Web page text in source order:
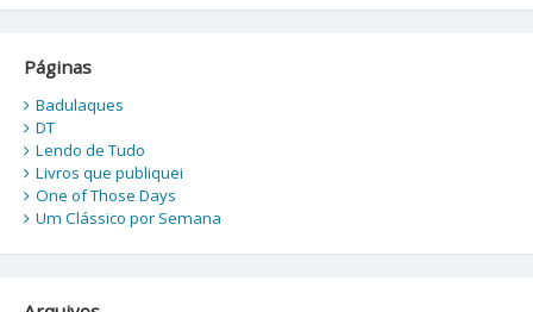
Páginas
Badulaques
DT
Lendo de Tudo
Livros que publiquei
One of Those Days
Um Clássico por Semana